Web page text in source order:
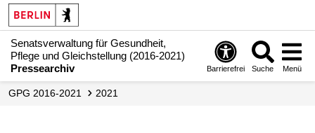
Senatsverwaltung für Gesundheit,
Pflege und Gleichstellung (2016-2021)
Pressearchiv
Barrierefrei Suche Menü
GPG 2016-2021 2021